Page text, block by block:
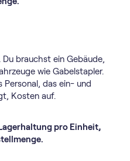
brauchst ein Gebäude,
wie Gabelstapler.
das ein- und
Kosten auf.
pro Einheit,